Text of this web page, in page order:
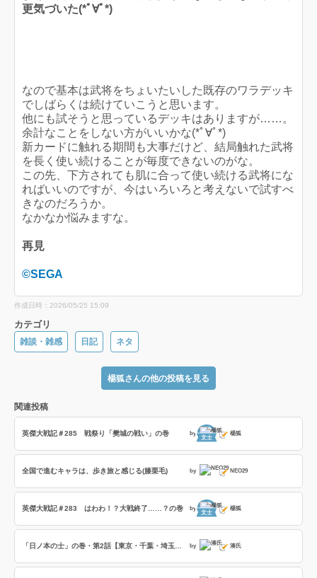
更気づいた(*ﾟ∀ﾟ*)
なので基本は武将をちょいたいした既存のワラデッキ
でしばらくは続けていこうと思います。
他にも試そうと思っているデッキはありますが……。
余計なことをしない方がいいかな(*ﾟ∀ﾟ*)
新カードに触れる期間も大事だけど、結局触れた武将
を長く使い続けることが毎度できないのがな。
この先、下方されても肌に合って使い続ける武将にな
ればいいのですが、今はいろいろと考えないで試すべ
きなのだろうか。
なかなか悩みますな。
再見
©SEGA
作成日時：2026/05/25 15:09
カテゴリ
雑談・雑感 日記 ネタ
楊狐さんの他の投稿を見る
関連投稿
英傑大戦記＃285 戦祭り「樊城の戦い」の巻 by
文士
楊狐
全国で進むキャラは、歩き旅と感じる(膝栗毛) by NEO29
英傑大戦記＃283 はわわ！？大戦終了……？の巻 by
文士
楊狐
by 湊氏